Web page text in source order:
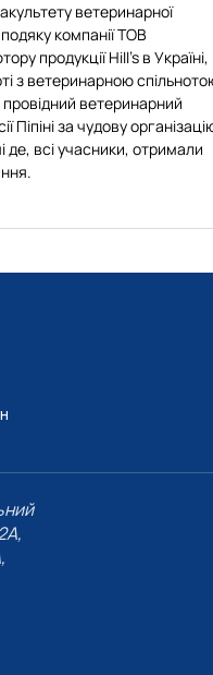
ветеринарної
компанії ТОВ
продукції Hill's в Україні,
з ветеринарною
ветеринарний
Піпіні за чудову
де, всі учасники, отримали